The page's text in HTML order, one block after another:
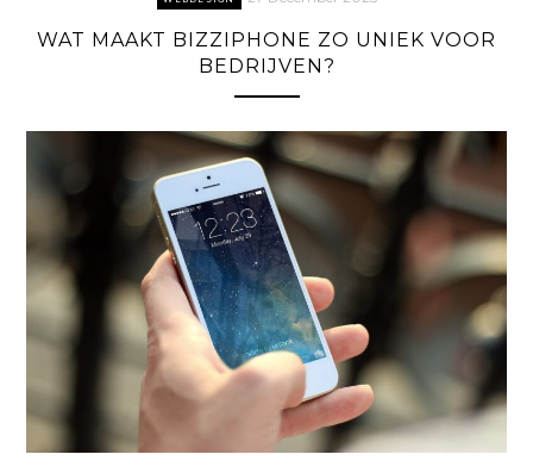
WAT MAAKT BIZZIPHONE ZO UNIEK VOOR
BEDRIJVEN?